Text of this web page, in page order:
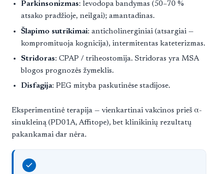
Parkinsonizmas: levodopa bandymas (50–70 %
atsako pradžioje, neilgai); amantadinas.
Šlapimo sutrikimai: anticholinerginiai (atsargiai —
kompromituoja kognicija), intermitentas kateterizmas.
Stridoras: CPAP / triheostomija. Stridoras yra MSA
blogos prognozės žymeklis.
Disfagija: PEG mityba paskutinėse stadijose.
Eksperimentinė terapija — vienkartinai vakcinos prieš α-
sinukleiną (PD01A, Affitope), bet klinikinių rezultatų
pakankamai dar nėra.